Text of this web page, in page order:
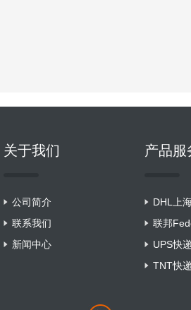
关于我们
公司简介
联系我们
新闻中心
产品服
DHL上
联邦
UPS快递
TNT快递